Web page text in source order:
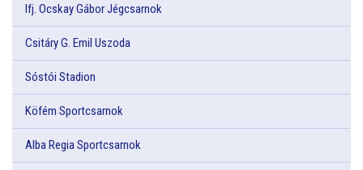
Ifj. Ocskay Gábor Jégcsarnok
Csitáry G. Emil Uszoda
Sóstói Stadion
Köfém Sportcsarnok
Alba Regia Sportcsarnok